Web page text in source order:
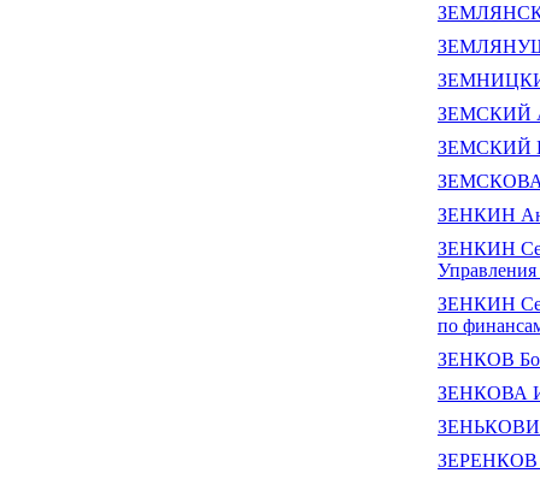
ЗЕМСКИЙ
ЗЕМСКИЙ
ЗЕМСКОВА
ЗЕНКИН
ЗЕНКИН
ЗЕНКИН
по
ЗЕНКОВ
ЗЕНКОВА
ЗЕРЕНКОВ